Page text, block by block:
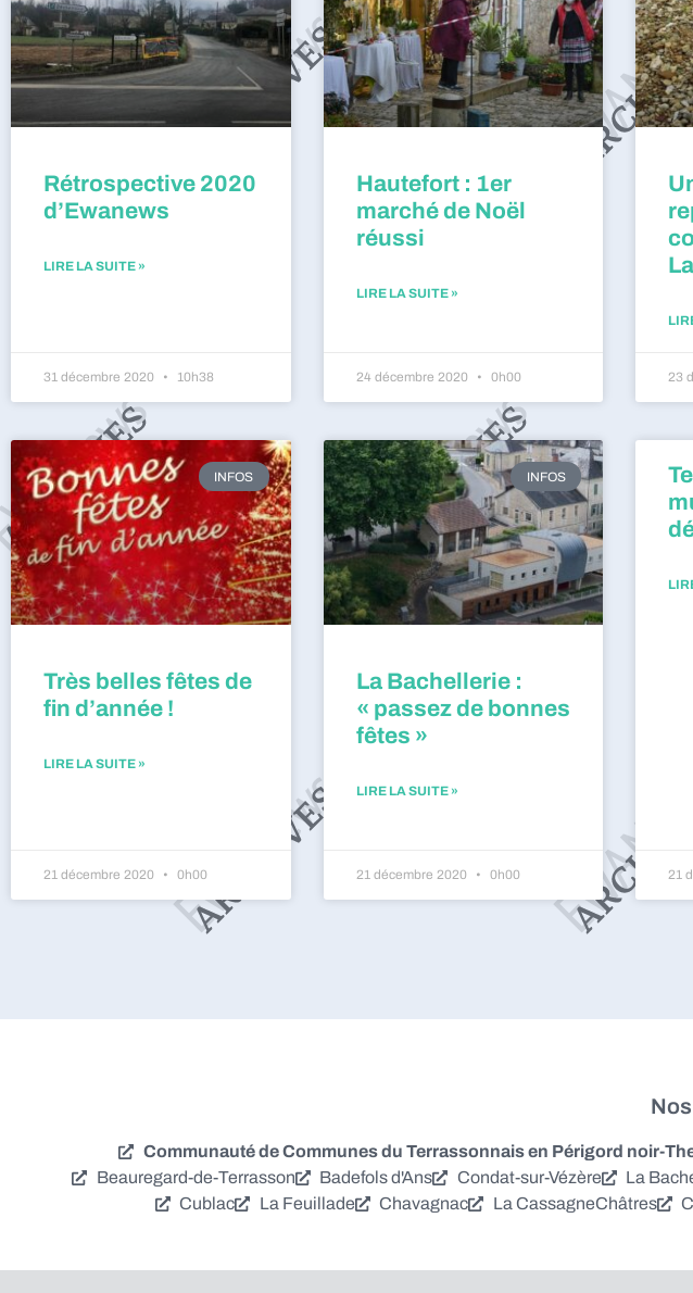
Rétrospective 2020
d’Ewanews
LIRE LA SUITE »
31 décembre 2020 10h38
Hautefort : 1er
marché de Noël
réussi
LIRE LA SUITE »
24 décembre 2020 0h00 23
INFOS
Très belles fêtes de
fin d’année !
LIRE LA SUITE »
21 décembre 2020 0h00
INFOS
La Bachellerie :
« passez de bonnes
fêtes »
LIRE LA SUITE »
21 décembre 2020 0h00 21
Communauté de Communes du Terrassonnais en Périgord noir-
Beauregard-de-Terrasson
Badefols d'Ans Condat-sur-Vézère La
Cublac
La Feuillade Chavagnac La CassagneChâtres